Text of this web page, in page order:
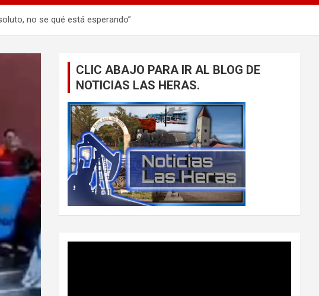
no se qué está esperando”
CLIC ABAJO PARA IR AL BLOG DE
NOTICIAS LAS HERAS.